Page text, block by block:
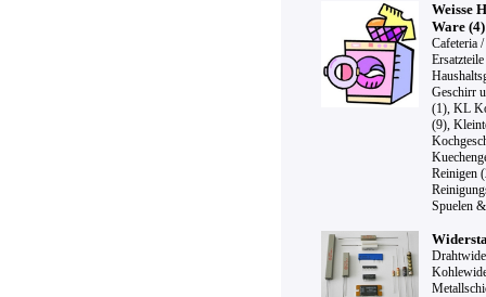
Weisse
Ware (4)
Cafeteria
Geschirr
(1), KL
(9),
Reinigen
Spuelen